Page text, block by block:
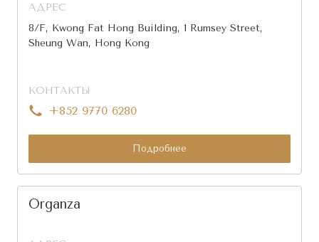
АДРЕС
8/F, Kwong Fat Hong Building, 1 Rumsey Street,
Sheung Wan, Hong Kong
КОНТАКТЫ
+852 9770 6280
Подробнее
Organza